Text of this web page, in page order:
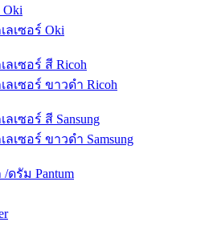
ลเซอร์ Oki
เซอร์ สี Ricoh
ลเซอร์ ขาวดำ Ricoh
เซอร์ สี Sansung
เซอร์ ขาวดำ Samsung
ดรัม Pantum